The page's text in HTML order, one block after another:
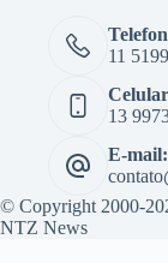
11
13
E-mail:
© Copyright 2000-
NTZ News